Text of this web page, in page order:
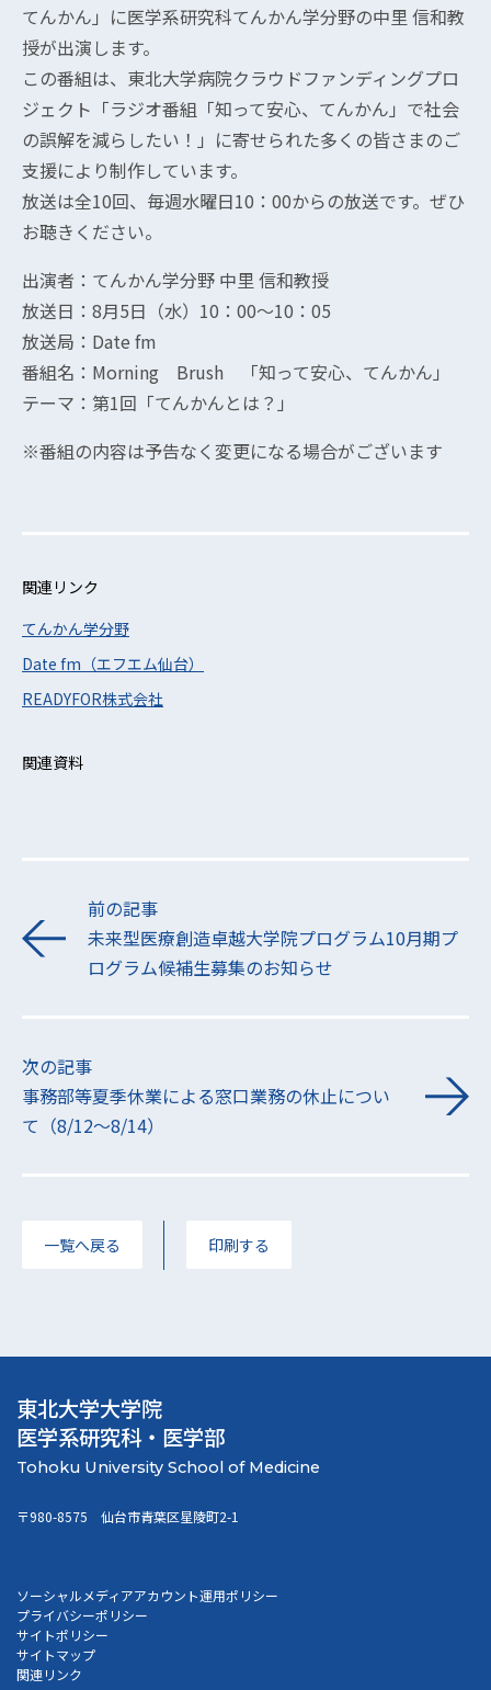
てんかん」に医学系研究科てんかん学分野の中里 信和教
授が出演します。
この番組は、東北大学病院クラウドファンディングプロ
ジェクト「ラジオ番組「知って安心、てんかん」で社会
の誤解を減らしたい！」に寄せられた多くの皆さまのご
支援により制作しています。
放送は全10回、毎週水曜日10：00からの放送です。ぜひ
お聴きください。
出演者：てんかん学分野 中里 信和教授
放送日：8月5日（水）10：00〜10：05
放送局：Date fm
番組名：Morning Brush 「知って安心、てんかん」
テーマ：第1回「てんかんとは？」
※番組の内容は予告なく変更になる場合がございます
関連リンク
てんかん学分野
Date fm（エフエム仙台）
READYFOR株式会社
関連資料
前の記事
未来型医療創造卓越大学院プログラム10月期プ
ログラム候補生募集のお知らせ
次の記事
事務部等夏季休業による窓口業務の休止につい
て（8/12～8/14）
一覧へ戻る 印刷する
東北大学大学院
医学系研究科・医学部
〒980-8575 仙台市青葉区星陵町2-1
ソーシャルメディアアカウント運用ポリシー
プライバシーポリシー
サイトポリシー
サイトマップ
関連リンク